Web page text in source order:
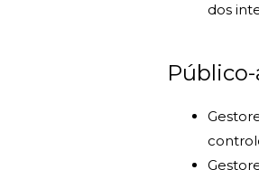
dos